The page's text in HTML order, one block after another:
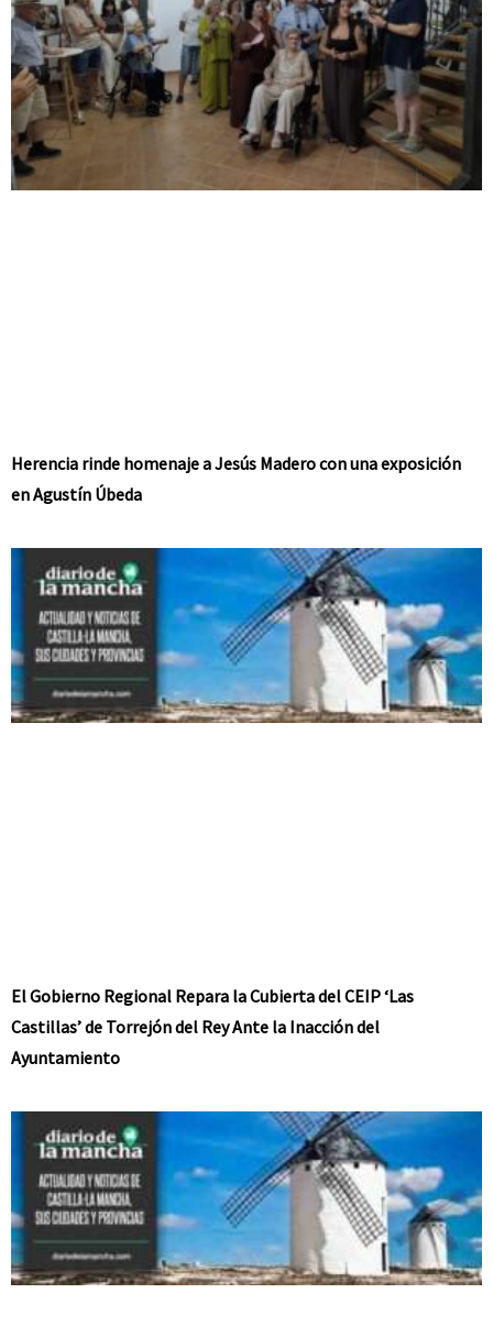
Herencia rinde homenaje a Jesús Madero con una exposición
en Agustín Úbeda
El Gobierno Regional Repara la Cubierta del CEIP ‘Las
Castillas’ de Torrejón del Rey Ante la Inacción del
Ayuntamiento